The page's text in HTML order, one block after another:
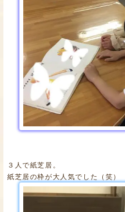
３人で紙芝居。
紙芝居の枠が大人気でした（笑）